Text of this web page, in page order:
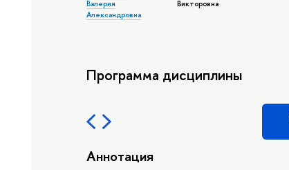
Валерия
Александровна
Викторовна
Программа дисциплины
Аннотация